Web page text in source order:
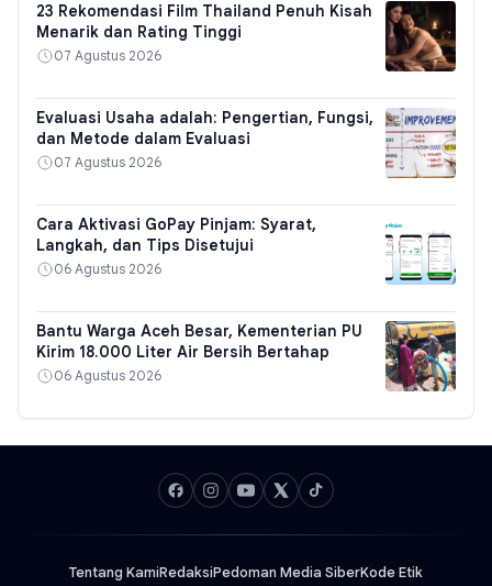
23 Rekomendasi Film Thailand Penuh Kisah
Menarik dan Rating Tinggi
07 Agustus 2026
Evaluasi Usaha adalah: Pengertian, Fungsi,
dan Metode dalam Evaluasi
07 Agustus 2026
Cara Aktivasi GoPay Pinjam: Syarat,
Langkah, dan Tips Disetujui
06 Agustus 2026
Bantu Warga Aceh Besar, Kementerian PU
Kirim 18.000 Liter Air Bersih Bertahap
06 Agustus 2026
Tentang KamiRedaksiPedoman Media SiberKode Etik